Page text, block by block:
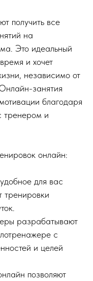
получить все
на
Это идеальный
и хочет
независимо от
занятия
благодаря
тренером и
онлайн:
для вас
тренировки
разрабатывают
с
и целей
позволяют